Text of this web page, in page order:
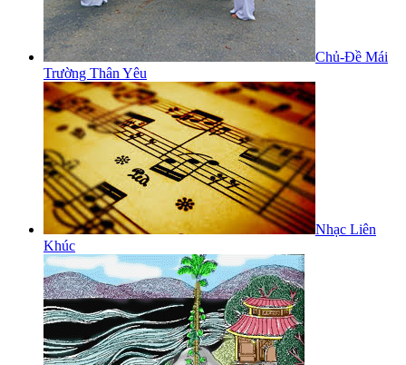
Chủ-Đề Mái
Trường Thân Yêu
Nhạc Liên
Khúc